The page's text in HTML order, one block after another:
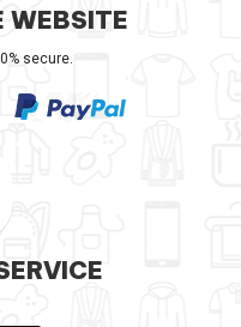
WEBSITE
secure.